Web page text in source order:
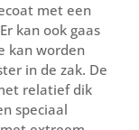
met een
kan ook gaas
kan worden
in de zak. De
relatief dik
speciaal